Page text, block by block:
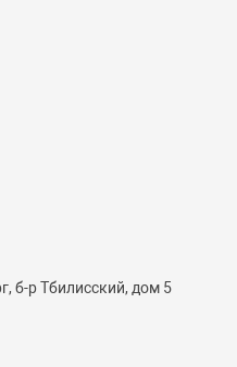
б-р Тбилисский, дом 5